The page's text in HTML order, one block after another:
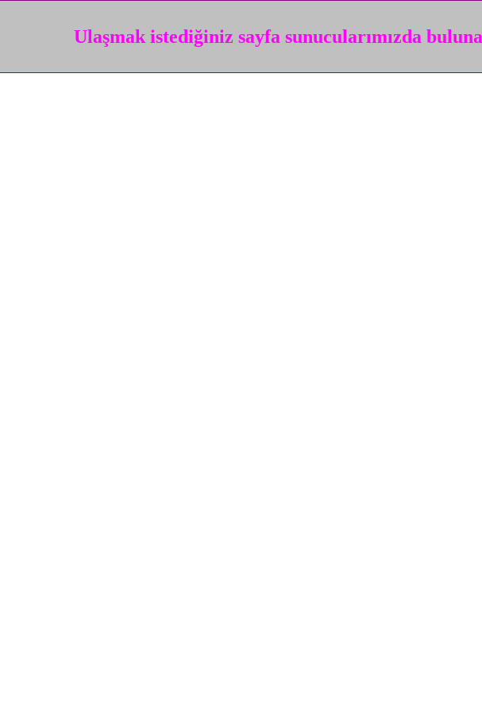
Ulaşmak istediğiniz sayfa sunucularımızda